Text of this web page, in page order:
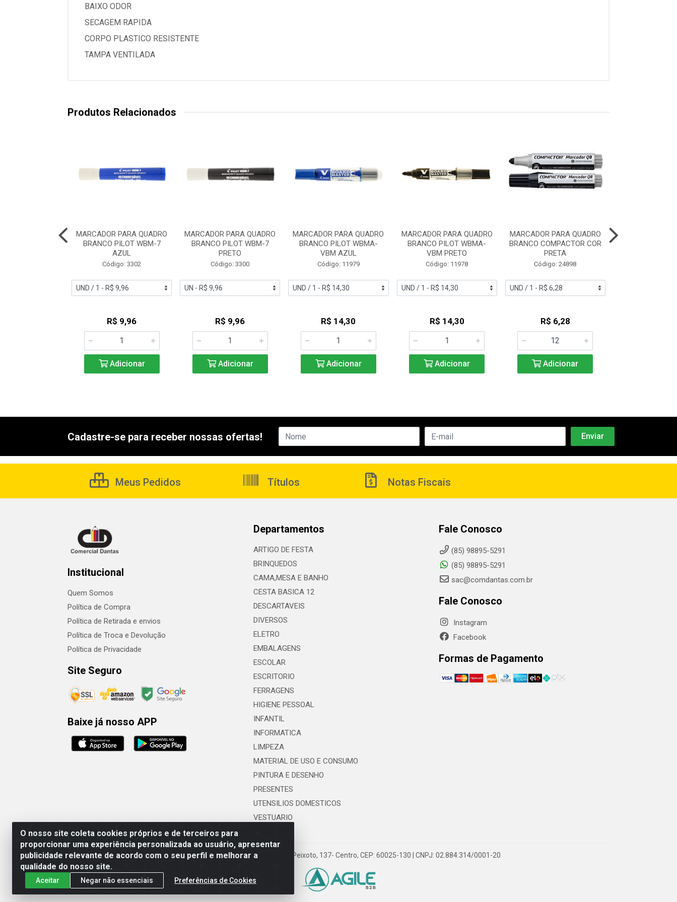
BAIXO ODOR
SECAGEM RAPIDA
CORPO PLASTICO RESISTENTE
TAMPA VENTILADA
Produtos Relacionados
MARCADOR PARA QUADRO
BRANCO PILOT WBM-7
AZUL
Código: 3302
R$ 9,96
Adicionar
MARCADOR PARA QUADRO
BRANCO PILOT WBM-7
PRETO
Código: 3300
R$ 9,96
Adicionar
MARCADOR PARA QUADRO
BRANCO PILOT WBMA-
VBM AZUL
Código: 11979
R$ 14,30
Adicionar
MARCADOR PARA QUADRO
BRANCO PILOT WBMA-
VBM PRETO
Código: 11978
R$ 14,30
Adicionar
MARCADOR PARA QUADRO
BRANCO COMPACTOR COR
PRETA
Código: 24898
R$ 6,28
Adicionar
O nosso site coleta cookies próprios e de terceiros para
proporcionar uma experiência personalizada ao usuário, apresentar
publicidade relevante de acordo com o seu perfil e melhorar a
qualidade do nosso site.
Aceitar Negar não essenciais Preferências de Cookies
Cadastre-se para receber nossas ofertas!
Meus Pedidos Títulos Notas Fiscais
Institucional
Quem Somos
Política de Compra
Política de Retirada e envios
Política de Troca e Devolução
Política de Privacidade
Site Seguro
Baixe já nosso APP
Departamentos
ARTIGO DE FESTA
BRINQUEDOS
CAMA,MESA E BANHO
CESTA BASICA 12
DESCARTAVEIS
DIVERSOS
ELETRO
EMBALAGENS
ESCOLAR
ESCRITORIO
FERRAGENS
HIGIENE PESSOAL
INFANTIL
INFORMATICA
LIMPEZA
MATERIAL DE USO E CONSUMO
PINTURA E DESENHO
PRESENTES
UTENSILIOS DOMESTICOS
VESTUARIO
Fale Conosco
(85) 98895-5291
(85) 98895-5291
sac@comdantas.com.br
Fale Conosco
Instagram
Facebook
Formas de Pagamento
Rafael & Dantas LTDA - Rua Floriano Peixoto, 137- Centro, CEP: 60025-130 | CNPJ: 02.884.314/0001-20